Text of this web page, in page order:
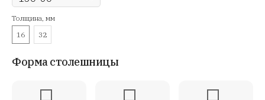
Толщина, мм
16
32
Форма столешницы